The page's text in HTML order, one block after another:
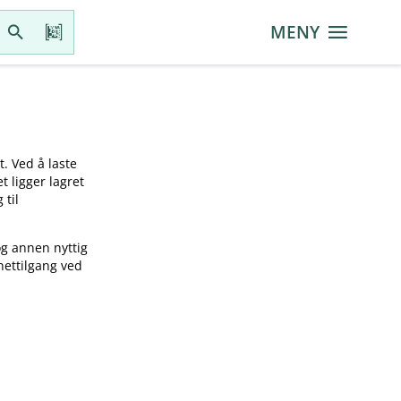
MENY
Ved å laste
ligger lagret
til
annen nyttig
ved